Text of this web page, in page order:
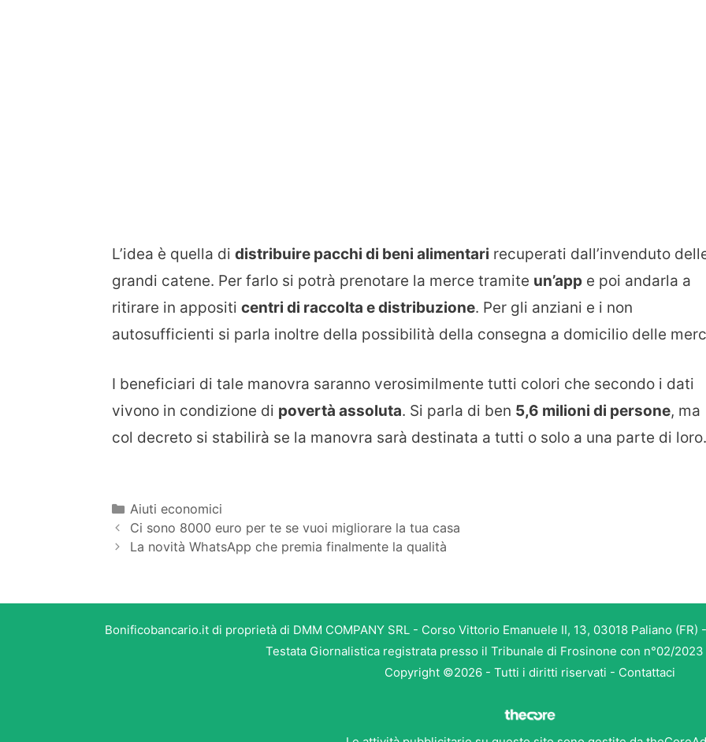
L’idea è quella di distribuire pacchi di beni alimentari recuperati dall’invenduto
grandi catene. Per farlo si potrà prenotare la merce tramite un’app e poi andarla a
ritirare in appositi centri di raccolta e distribuzione. Per gli anziani e i non
autosufficienti si parla inoltre della possibilità della consegna a domicilio delle
I beneficiari di tale manovra saranno verosimilmente tutti colori che secondo i dati
vivono in condizione di povertà assoluta. Si parla di ben 5,6 milioni di persone, ma
col decreto si stabilirà se la manovra sarà destinata a tutti o solo a una parte di loro.
Categorie
Aiuti economici
Ci sono 8000 euro per te se vuoi migliorare la tua casa
La novità WhatsApp che premia finalmente la qualità
Bonificobancario.it di proprietà di DMM COMPANY SRL - Corso Vittorio Emanuele II, 13, 03018 Paliano
Testata Giornalistica registrata presso il Tribunale di Frosinone con n°02/
Copyright ©2026 - Tutti i diritti riservati - Contattaci